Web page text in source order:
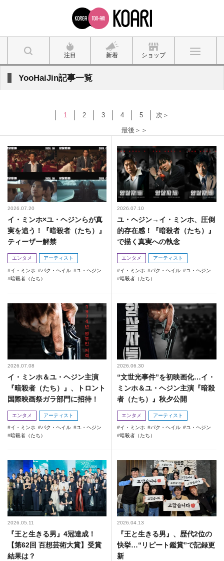
注目 新着 ショップ
YooHaiJin記事一覧
1 2 3 4 5
次＞
最後＞＞
2026.07.20
イ・ミンホ×ユ・ヘジンらが真
実を追う！『暗殺者（たち）』
ティーザー解禁
エンタメ アーティスト
イ・ミンホ パク・ヘイル
ユ・ヘジン
暗殺者（たち）
2026.07.10
ユ・ヘジン→イ・ミンホ、圧倒
的存在感！『暗殺者（たち）』
で描く真実への執念
エンタメ アーティスト
イ・ミンホ パク・ヘイル
ユ・ヘジン
暗殺者（たち）
2026.07.08
イ・ミンホ＆ユ・ヘジン主演
『暗殺者（たち）』、トロント
国際映画祭ガラ部門に招待！
エンタメ アーティスト
イ・ミンホ パク・ヘイル
ユ・ヘジン
暗殺者（たち）
2026.06.30
“文世光事件”を初映画化…イ・
ミンホ＆ユ・ヘジン主演『暗殺
者（たち）』秋夕公開
エンタメ アーティスト
イ・ミンホ パク・ヘイル
ユ・ヘジン
暗殺者（たち）
2026.05.11
『王と生きる男』4冠達成！
【第62回 百想芸術大賞】受賞
結果は？
2026.04.13
『王と生きる男』、歴代2位の
快挙…“リピート鑑賞”で記録更
新